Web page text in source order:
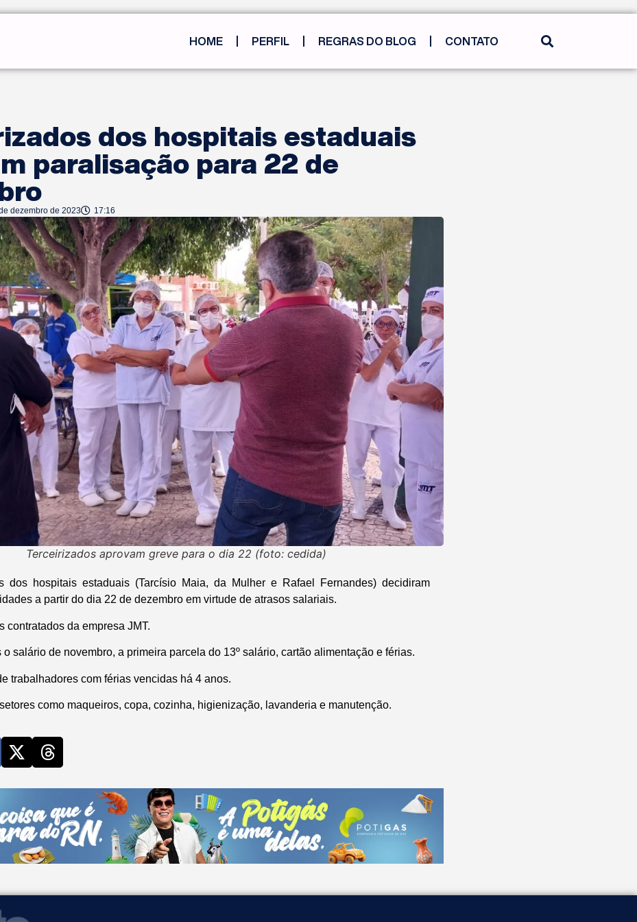
HOME PERFIL REGRAS DO BLOG CONTATO
dos hospitais estaduais
paralisação para 22 de
dezembro de 2023 17:16
Terceirizados aprovam greve para o dia 22 (foto: cedida)
dos hospitais estaduais (Tarcísio Maia, da Mulher e Rafael Fernandes) decidiram
a partir do dia 22 de dezembro em virtude de atrasos salariais.
contratados da empresa JMT.
o salário de novembro, a primeira parcela do 13º salário, cartão alimentação e férias.
trabalhadores com férias vencidas há 4 anos.
como maqueiros, copa, cozinha, higienização, lavanderia e manutenção.